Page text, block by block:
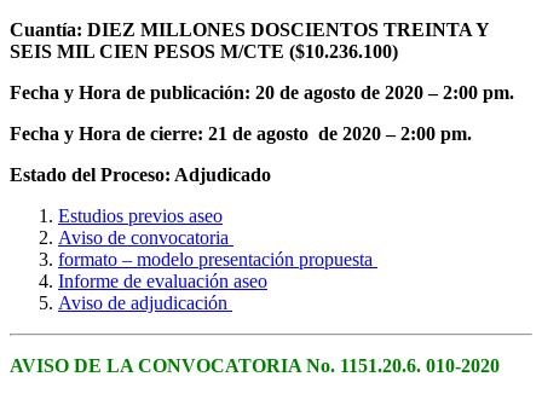
Cuantía: DIEZ MILLONES DOSCIENTOS TREINTA Y
SEIS MIL CIEN PESOS M/CTE ($10.236.100)
Fecha y Hora de publicación: 20 de agosto de 2020 – 2:00 pm.
Fecha y Hora de cierre: 21 de agosto de 2020 – 2:00 pm.
Estado del Proceso: Adjudicado
Estudios previos aseo
Aviso de convocatoria
formato – modelo presentación propuesta
Informe de evaluación aseo
Aviso de adjudicación
AVISO DE LA CONVOCATORIA No. 1151.20.6. 010-2020